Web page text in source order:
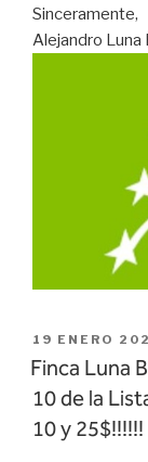
Sinceramente,
Alejandro Luna
PUBLICADO
EL
19 ENERO
Finca Luna
10 de la
10 y 25$!!!!!!